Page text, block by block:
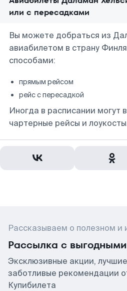
или с пересадками
Вы можете добраться из
авиабилетом в страну
способами:
прямым рейсом
рейс с пересадкой
Иногда в расписании могут
чартерные рейсы и
Рассказываем о полезном и
Рассылка с
Эксклюзивные акции,
заботливые рекомендации
Купибилета